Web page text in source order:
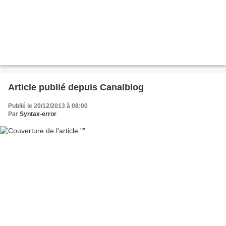
Article publié depuis Canalblog
Publié le 20/12/2013 à 08:00
Par Syntax-error